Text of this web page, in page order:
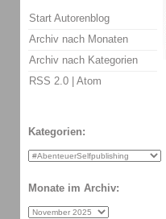
Start Autorenblog
Archiv nach Monaten
Archiv nach Kategorien
RSS 2.0 | Atom
Kategorien:
Monate im Archiv: